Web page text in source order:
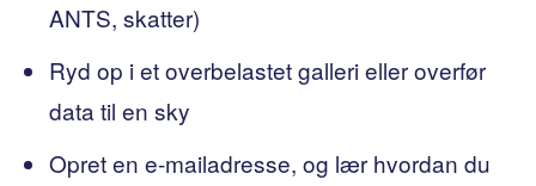
ANTS, skatter)
Ryd op i et overbelastet galleri eller overfør
data til en sky
Opret en e-mailadresse, og lær hvordan du